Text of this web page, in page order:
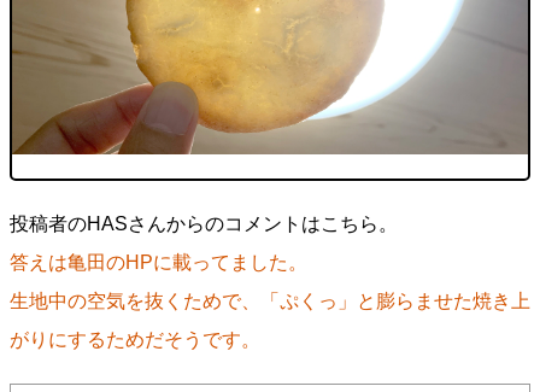
投稿者のHASさんからのコメントはこちら。
答えは亀田のHPに載ってました。
生地中の空気を抜くためで、「ぷくっ」と膨らませた焼き上
がりにするためだそうです。